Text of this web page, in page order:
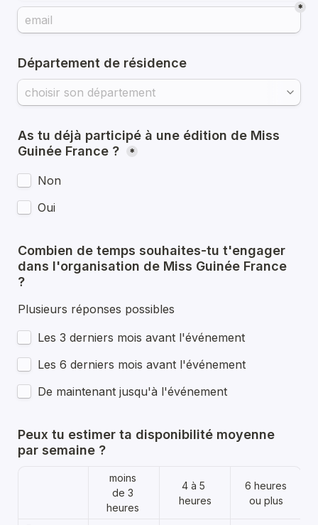
*
Département de résidence
As tu déjà participé à une édition de Miss
Guinée France ?
*
Non
Oui
Combien de temps souhaites-tu t'engager
dans l'organisation de Miss Guinée France
?
Plusieurs réponses possibles
Les 3 derniers mois avant l'événement
Les 6 derniers mois avant l'événement
De maintenant jusqu'à l'événement
Peux tu estimer ta disponibilité moyenne
par semaine ?
moins
de 3
heures
4 à 5
heures
6 heures
ou plus